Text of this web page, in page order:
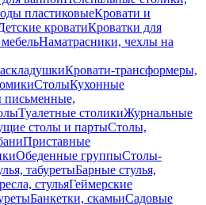
пластиковыеКровати и
кроватиКроватки для
Наматрасники, чехлы на
Кровати-трансформеры,
СтолыКухонные
письменные,
Туалетные столикиЖурнальные
столы и партыСтолы,
Приставные
Обеденные группыСтолы-
табуретыБарные стулья,
стульяГеймерские
Банкетки, скамьиСадовые